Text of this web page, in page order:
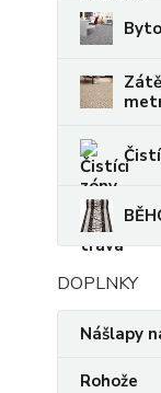
DOPLNKY
Nášlapy
Rohože